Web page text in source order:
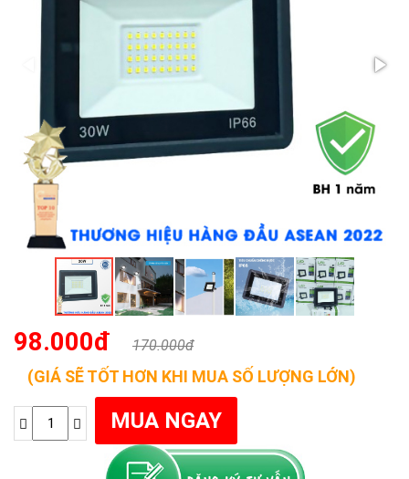
98.000đ 170.000đ
(GIÁ SẼ TỐT HƠN KHI MUA SỐ LƯỢNG LỚN)